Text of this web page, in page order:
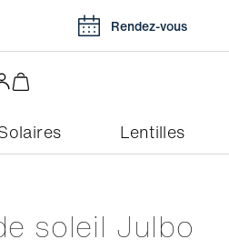
Rendez-vous
Lentilles
soleil Julbo